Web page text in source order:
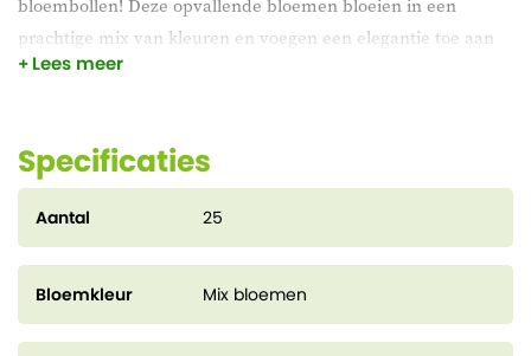
bloembollen! Deze opvallende bloemen bloeien in een
prachtige mix van kleuren en voegen een elegantie toe aan
elke tuin. Ze zijn perfect voor borders en boeketten en
Lees meer
Specificaties
Aantal 25
Bloemkleur Mix bloemen